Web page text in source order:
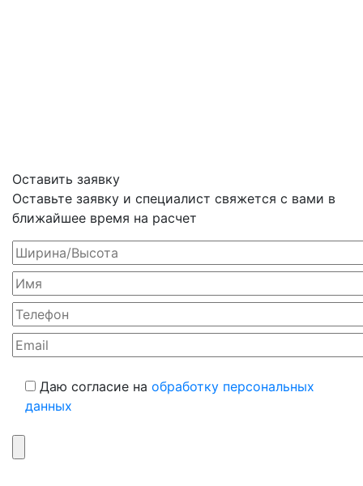
Оставить заявку
Оставьте заявку и специалист свяжется с вами в
ближайшее время на расчет
Даю согласие на обработку персональных
данных